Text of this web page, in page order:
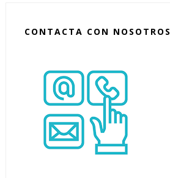
CONTACTA CON NOSOTROS